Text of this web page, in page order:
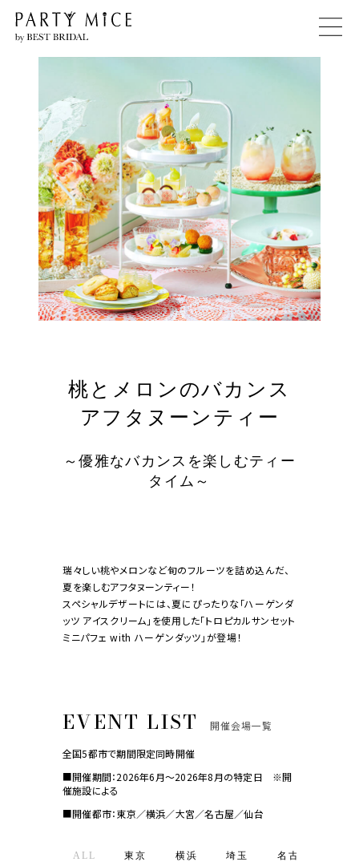
桃とメロンのバカンス
アフタヌーンティー
～優雅なバカンスを楽しむティー
タイム～
瑞々しい桃やメロンなど旬のフルーツを詰め込んだ、
夏を楽しむアフタヌーンティー！
スペシャルデザートには、夏にぴったりな「ハーゲンダ
ッツ アイスクリーム」を使用した「トロピカルサンセット
ミニパフェ with ハーゲンダッツ」が登場！
開催会場一覧
全国5都市で期間限定同時開催
■開催期間：2026年6月～2026年8月の特定日 ※開
催施設による
■開催都市：東京／横浜／大宮／名古屋／仙台
ALL 東京 横浜 埼玉 名古屋